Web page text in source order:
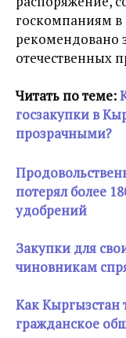
госкомпаниям
рекомендовано
отечественных
Читать по теме:
госзакупки в
прозрачными?
потерял более
удобрений
Закупки для
чиновникам
Как Кыргызстан
гражданское